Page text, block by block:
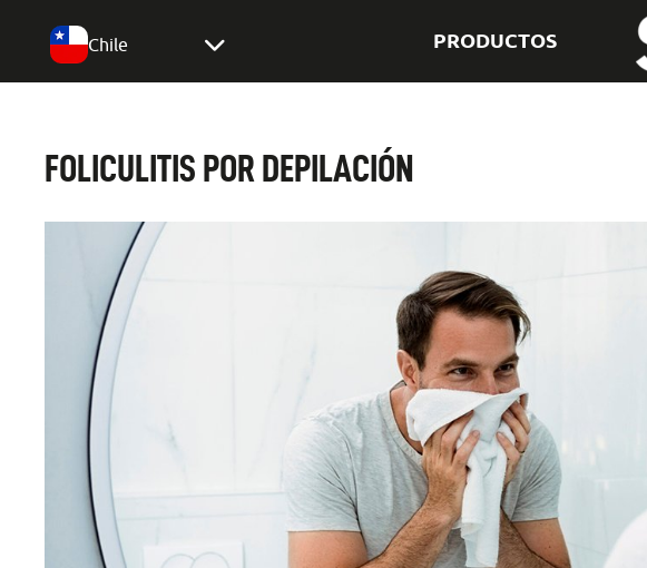
Chile PRODUCTOS
FOLICULITIS POR DEPILACIÓN